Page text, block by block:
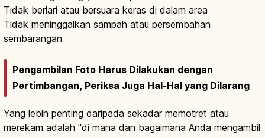
Tidak berlari atau bersuara keras di dalam area
Tidak meninggalkan sampah atau persembahan
sembarangan
Pengambilan Foto Harus Dilakukan dengan
Pertimbangan, Periksa Juga Hal-Hal yang Dilarang
Yang lebih penting daripada sekadar memotret atau
merekam adalah "di mana dan bagaimana Anda mengambil